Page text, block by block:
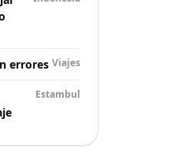
errores Viajes
Estambul